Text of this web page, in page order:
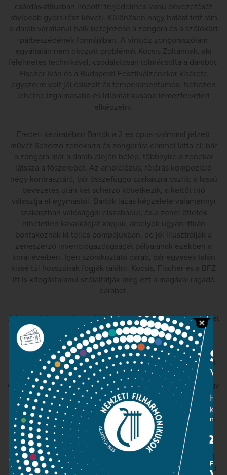
csárdás-stílusban íródott: terjedelmes lassú bevezetését
rövidebb gyors rész követi. Különösen nagy hatást tett rám
a darab váratlanul halk befejezése a zongora és a szólókürt
párbeszédének formájában. A virtuóz zongoraszólam
egyáltalán nem okozott problémát Kocsis Zoltánnak, aki
félelmetes technikával, csodálatosan tolmácsolta a darabot.
Fischer Iván és a Budapesti Fesztiválzenekar kísérete
egyszerre volt jól csiszolt és temperamentumos. Nehezen
lehetne izgalmasabb és idiomatikusabb lemezfelvételt
elképzelni.
Eredeti kéziratában Bartók a 2-es opus-számmal jelzett
művét Scherzo zenekarra és zongorára címmel látta el; bár
a zongora már a darab elején belép, többnyire a zenekar
játssza a főszerepet. Az ambíciózus, félórás kompozíció
négy kontrasztáló, bár összefüggő szakaszra oszlik: a lassú
bevezetés után két scherzo következik, a kettőt trió
választja el egymástól. Bartók lázas képzelete valamennyi
szakaszban valósággal elszabadul, és a zenei ötletek
hihetetlen kavalkádját kapjuk, amelyek ugyan ritkán
bontakoznak ki teljes pompájukban, de jól illusztrálják a
zeneszerző invenciógazdagságát pályájának ezekben a
korai éveiben. Igen szórakoztató darab, bár egyesek talán
kissé túl hosszúnak fogják találni. Kocsis, Fischer és a BFZ
itt is kifogástalanul szólaltatják meg ezt a magával ragadó
darabot.
A hangzásban gyakran túlságosan is nyilvánvaló, hogy e két
felvétel a korai digitális korszakból származik. Kocsis
Bösendorfere, bár dicséretes plaszticitással van felvéve,
hangyányit sekélyesen szól, és túl kevés a basszus. A
felvétel üvegesen csillog, és a hegedűk a forte állásokban
kissé élesek. A budapesti Olasz Intézet akusztikája nem
olyan tágas, mint az új Nemzeti Hangversenyteremé, és úgy
éreztem, hogy a zenekari hangzás beszorult az elülső
mikrofonok közé, ahelyett, hogy kifelé terjedt volna. A
sztereocsatornák, bár mindig jól hallhatóak, ezúttal kevés
konkrét hasznot hajtottak.
A CD záródarabja a kéttételes I. hegedűverseny, amellyel
Bartók Geyer Stefinek, a fiatal hegedűművésznőnek vallott